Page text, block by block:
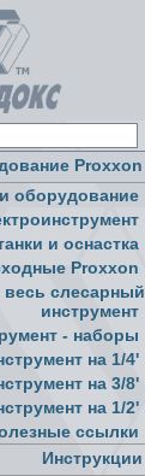
Proxxon
оборудование
и оснастка
Proxxon
слесарный
инструмент
- наборы
на 1/4'
на 3/8'
на 1/2'
ссылки
Инструкции